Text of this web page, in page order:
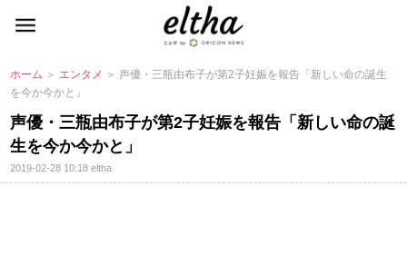
ホーム ＞ エンタメ ＞ 声優・三瓶由布子が第2子妊娠を報告「新しい命の誕生
を今か今かと」
声優・三瓶由布子が第2子妊娠を報告「新しい命の誕
生を今か今かと」
2019-02-28 10:18eltha